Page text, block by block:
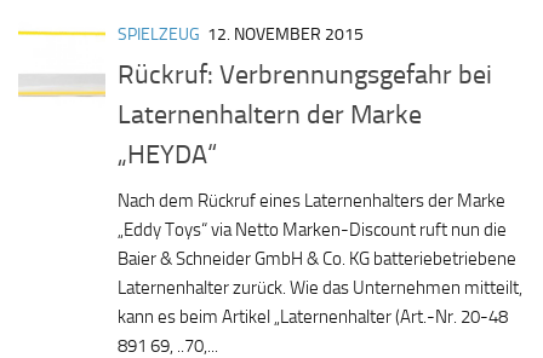
SPIELZEUG 12. NOVEMBER 2015
Rückruf: Verbrennungsgefahr bei
Laternenhaltern der Marke
„HEYDA“
Nach dem Rückruf eines Laternenhalters der Marke
„Eddy Toys“ via Netto Marken-Discount ruft nun die
Baier & Schneider GmbH & Co. KG batteriebetriebene
Laternenhalter zurück. Wie das Unternehmen mitteilt,
kann es beim Artikel „Laternenhalter (Art.-Nr. 20-48
891 69, ..70,...